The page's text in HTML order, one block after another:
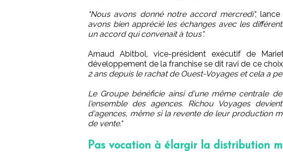
"Nous avons donné notre accord mercredi",lance
avons bien apprécié les échanges avec les
un accord qui convenait à tous".
Arnaud Abitbol, vice-président exécutif de
développement de la franchise se dit ravi de ce choix
2 ans depuis le rachat de Ouest-Voyages et cela a
Le Groupe bénéficie ainsi d'une même centrale
l'ensemble des agences. Richou Voyages
d'agences, même si la revente de leur production
de vente."
Pas vocation à élargir la distribution